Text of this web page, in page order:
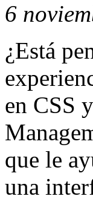
6
¿Está
en CSS
que le
una